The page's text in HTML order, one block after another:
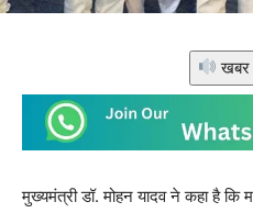
खबर
मुख्यमंत्री डॉ. मोहन यादव ने कहा है